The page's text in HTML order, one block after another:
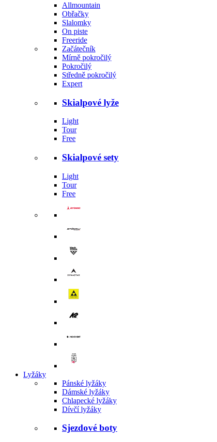
Allmountain
Obřačky
Slalomky
On piste
Freeride
Začátečník
Mírně pokročilý
Pokročilý
Středně pokročilý
Expert
Skialpové lyže
Light
Tour
Free
Skialpové sety
Light
Tour
Free
Lyžáky
Pánské lyžáky
Dámské lyžáky
Chlapecké lyžáky
Dívčí lyžáky
Sjezdové boty